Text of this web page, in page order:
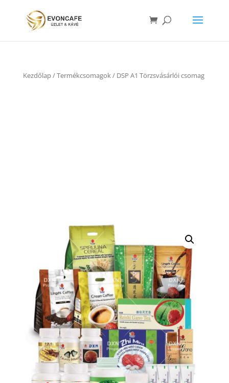
Kezdőlap/Termékcsomagok/ DSP A1 Törzsvásárlói csomag